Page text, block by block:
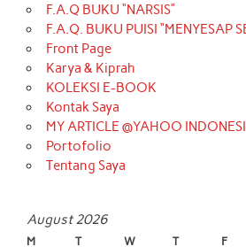
F.A.Q BUKU “NARSIS”
F.A.Q. BUKU PUISI “MENYESAP
Front Page
Karya & Kiprah
KOLEKSI E-BOOK
Kontak Saya
MY ARTICLE @YAHOO
Portofolio
Tentang Saya
August 2026
M T W T F